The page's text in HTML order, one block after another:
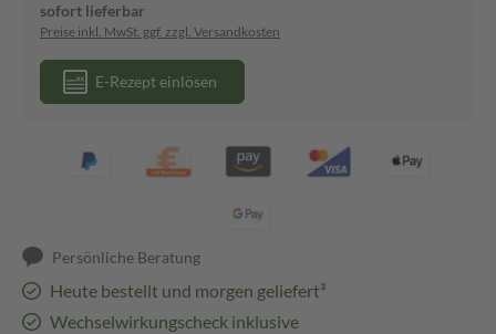
sofort lieferbar
Preise inkl. MwSt. ggf. zzgl. Versandkosten
E-Rezept einlösen
Persönliche Beratung
Heute bestellt und morgen geliefert³
Wechselwirkungscheck inklusive